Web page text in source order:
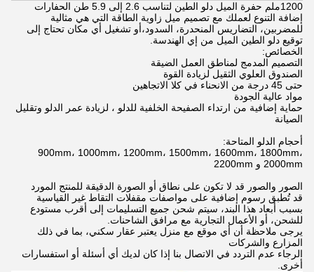
1200ملم حفرة الميل دلو الطين لتناسب 2.6 إلى 5.9 طن الحفارات
إضافة التنوع لعملك مع تصميم ميل زاوية الطاقة التي هي مثالية
للمضربين، التضاريس المنحدرة، السدود،أو تشغيل أي مكان تحتاج إلى
توقيع دلو الطين الميل من إي الهندسة.
الخصائص:
التصميم المدمج لمناطق العمل الضيقة
الصندوق العلوي الثقيل لزيادة القوة
حتى 45 درجة من الانحناء في كلا الاتجاهين
مواد عالية الجودة
حماية إضافية من ارتداء الصفيحة الخلفية للدلو ، لزيادة عمر الدلو وتقليل
الصيانة
أحجام الدلو المتاحة:
900mm، 1000mm، 1200mm، 1500mm، 1600mm، 1800mm،
2000mm و 2200mm
الصور والصور قد لا تكون على نطاق أو الصورة الدقيقة للمنتج المورد
قد تُطبق رسوم إضافية على مواصفات مقفلات التقاط غير القياسية
بسبب أبعاد هذا البند، سيتم شحن جميع التسليمات إلى أقرب مستودع
للشحن، أو الأعمال التجارية مع مرافق الشاحنات.
يرجى ملاحظة أن أي موقع مع منزل يعتبر عقار سكني، بما في ذلك
المزارع والشركات
الرجاء عدم التردد في الاتصال بنا إذا كان لديك أي أسئلة أو استفسارات
أخرى.